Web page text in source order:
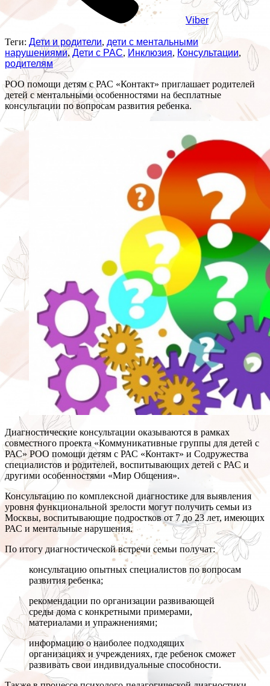
Viber
Теги: Дети и родители, дети с ментальными
нарушениями, Дети с РАС, Инклюзия, Консультации,
родителям
РОО помощи детям с РАС «Контакт» приглашает родителей
детей с ментальными особенностями на бесплатные
консультации по вопросам развития ребенка.
Диагностические консультации оказываются в рамках
совместного проекта «Коммуникативные группы для детей с
РАС» РОО помощи детям с РАС «Контакт» и Содружества
специалистов и родителей, воспитывающих детей с РАС и
другими особенностями «Мир Общения».
Консультацию по комплексной диагностике для выявления
уровня функциональной зрелости могут получить семьи из
Москвы, воспитывающие подростков от 7 до 23 лет, имеющих
РАС и ментальные нарушения.
По итогу диагностической встречи семьи получат:
консультацию опытных специалистов по вопросам
развития ребенка;
рекомендации по организации развивающей
среды дома с конкретными примерами,
материалами и упражнениями;
информацию о наиболее подходящих
организациях и учреждениях, где ребенок сможет
развивать свои индивидуальные способности.